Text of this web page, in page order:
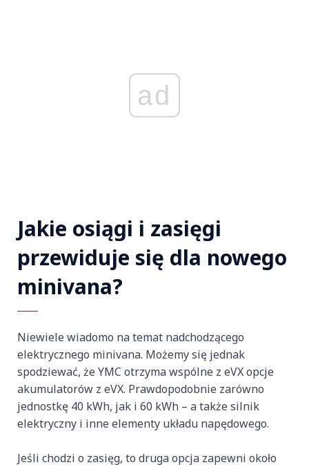
ad
Jakie osiągi i zasięgi
przewiduje się dla nowego
minivana?
Niewiele wiadomo na temat nadchodzącego
elektrycznego minivana. Możemy się jednak
spodziewać, że YMC otrzyma wspólne z eVX opcje
akumulatorów z eVX. Prawdopodobnie zarówno
jednostkę 40 kWh, jak i 60 kWh – a także silnik
elektryczny i inne elementy układu napędowego.
Jeśli chodzi o zasięg, to druga opcja zapewni około